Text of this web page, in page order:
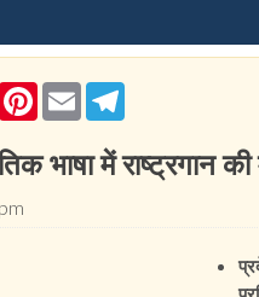
LinkedInPinterest
Email
भाषा में राष्ट्रगान